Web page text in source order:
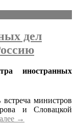
дел
иностранных
министров
и Словацкой
→